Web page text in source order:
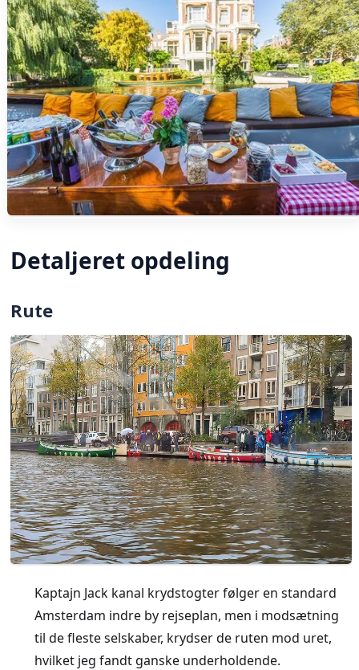
Detaljeret opdeling
Rute
Kaptajn Jack kanal krydstogter følger en standard
Amsterdam indre by rejseplan, men i modsætning
til de fleste selskaber, krydser de ruten mod uret,
hvilket jeg fandt ganske underholdende.